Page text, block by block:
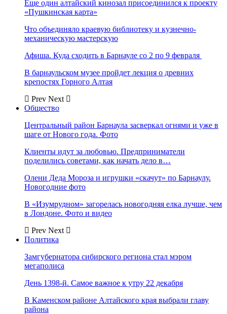
Еще один алтайский кинозал присоединился к проекту
«Пушкинская карта»
Что объединяло краевую библиотеку и кузнечно-
механическую мастерскую
Афиша. Куда сходить в Барнауле со 2 по 9 февраля
В барнаульском музее пройдет лекция о древних
крепостях Горного Алтая
Prev Next
Общество
Центральный район Барнаула засверкал огнями и уже в
шаге от Нового года. Фото
Клиенты идут за любовью. Предприниматели
поделились советами, как начать дело в…
Олени Деда Мороза и игрушки «скачут» по Барнаулу.
Новогодние фото
В «Изумрудном» загорелась новогодняя елка лучше, чем
в Лондоне. Фото и видео
Prev Next
Политика
Замгубернатора сибирского региона стал мэром
мегаполиса
День 1398-й. Самое важное к утру 22 декабря
В Каменском районе Алтайского края выбрали главу
района